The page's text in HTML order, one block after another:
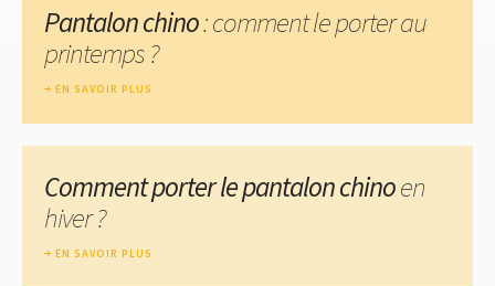
Pantalon chino: comment le porter au
printemps ?
EN SAVOIR PLUS
Comment porter le pantalon chinoen
hiver ?
EN SAVOIR PLUS